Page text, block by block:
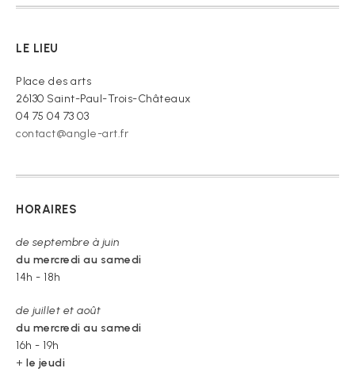
LE LIEU
Place des arts
26130 Saint-Paul-Trois-Châteaux
04 75 04 73 03
contact@angle-art.fr
HORAIRES
de septembre à juin
du mercredi au samedi
14h - 18h
de juillet et août
du mercredi au samedi
16h - 19h
+ le jeudi